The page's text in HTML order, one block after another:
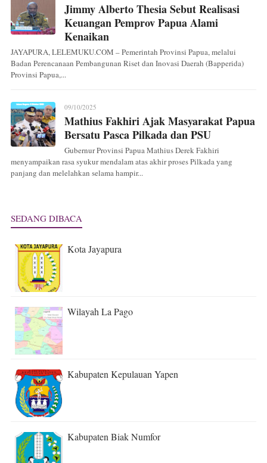
Jimmy Alberto Thesia Sebut Realisasi
Keuangan Pemprov Papua Alami
Kenaikan
JAYAPURA, LELEMUKU.COM – Pemerintah Provinsi Papua, melalui
Badan Perencanaan Pembangunan Riset dan Inovasi Daerah (Bapperida)
Provinsi Papua,...
09/10/2025
Mathius Fakhiri Ajak Masyarakat Papua
Bersatu Pasca Pilkada dan PSU
Gubernur Provinsi Papua Mathius Derek Fakhiri
menyampaikan rasa syukur mendalam atas akhir proses Pilkada yang
panjang dan melelahkan selama hampir...
SEDANG DIBACA
Kota Jayapura
Wilayah La Pago
Kabupaten Kepulauan Yapen
Kabupaten Biak Numfor